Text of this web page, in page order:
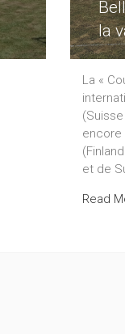
la
La «
encore
et de
Read